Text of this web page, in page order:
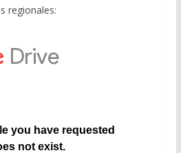
regionales: